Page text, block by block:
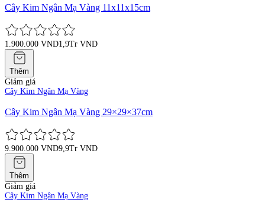
Cây Kim Ngân Mạ Vàng 11x11x15cm
1.900.000 VND1,9Tr VND
Thêm
Giảm giá
Cây Kim Ngân Mạ Vàng
Cây Kim Ngân Mạ Vàng 29×29×37cm
9.900.000 VND9,9Tr VND
Thêm
Giảm giá
Cây Kim Ngân Mạ Vàng